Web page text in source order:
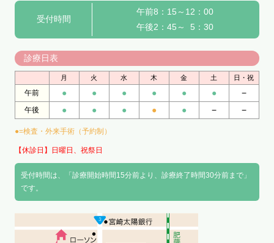
受付時間
午前8：15～12：00
午後2：45～ 5：30
診療日表
月 火 水 木 金 土 日・祝
午前 ● ● ● ● ● ● −
午後 ● ● ● ● ● − −
●=検査・外来手術（予約制）
【休診日】日曜日、祝祭日
受付時間は、「診療開始時間15分前より、診療終了時間30分前まで」
です。